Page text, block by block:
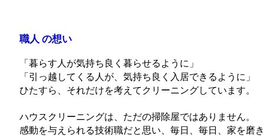
職人 の想い
「暮らす人が気持ち良く暮らせるように」
「引っ越してくる人が、気持ち良く入居できるように」
ひたすら、それだけを考えてクリーニングしています。
ハウスクリーニングは、ただの掃除屋ではありません。
感動を与えられる技術職だと思い、毎日、毎日、家を磨